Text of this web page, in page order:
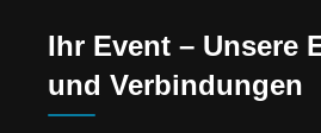
Ihr Event – Unsere
und Verbindungen